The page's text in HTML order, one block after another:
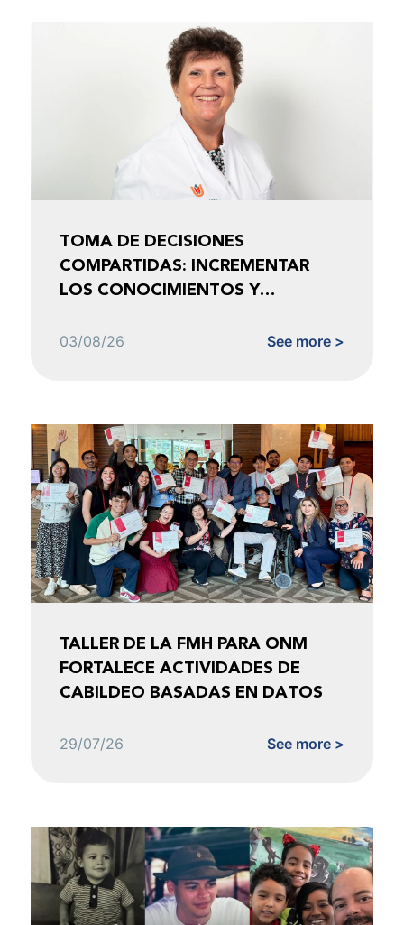
TOMA DE DECISIONES
COMPARTIDAS: INCREMENTAR
LOS CONOCIMIENTOS Y
03/08/26 See more >
TALLER DE LA FMH PARA ONM
FORTALECE ACTIVIDADES DE
CABILDEO BASADAS EN DATOS
29/07/26 See more >